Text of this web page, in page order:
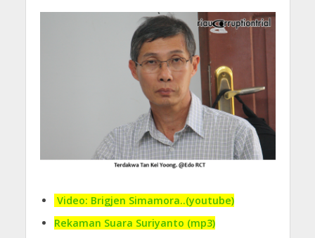
Video: Brigjen Simamora..(youtube)
Rekaman Suara Suriyanto (mp3)